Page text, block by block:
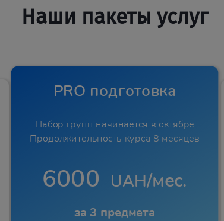
Наши пакеты услуг
PRO подготовка
Набор групп начинается в октябре
Продолжительность курса 8 месяцев
6000 UAH/мес.
за 3 предмета